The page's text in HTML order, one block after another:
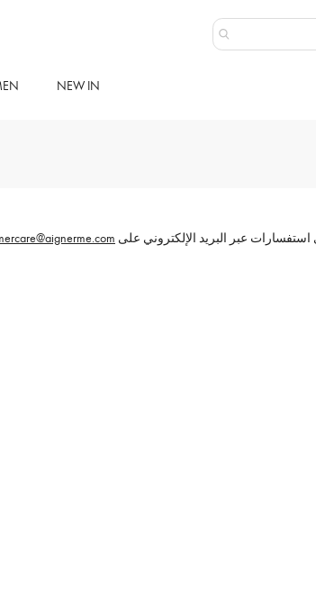
عبر البريد الإلكتروني على